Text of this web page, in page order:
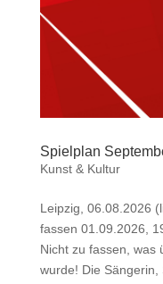
Spielplan
Kunst & Kultur
Leipzig, 06.08.2026
fassen 01.09.2026,
Nicht zu fassen, was
wurde! Die